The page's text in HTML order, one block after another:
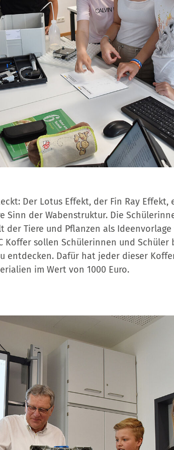
Der Lotus Effekt, der Fin Ray Effekt,
der Wabenstruktur. Die
der Tiere und Pflanzen als
Koffer sollen Schülerinnen und Schüler
entdecken. Dafür hat jeder dieser
im Wert von 1000 Euro.